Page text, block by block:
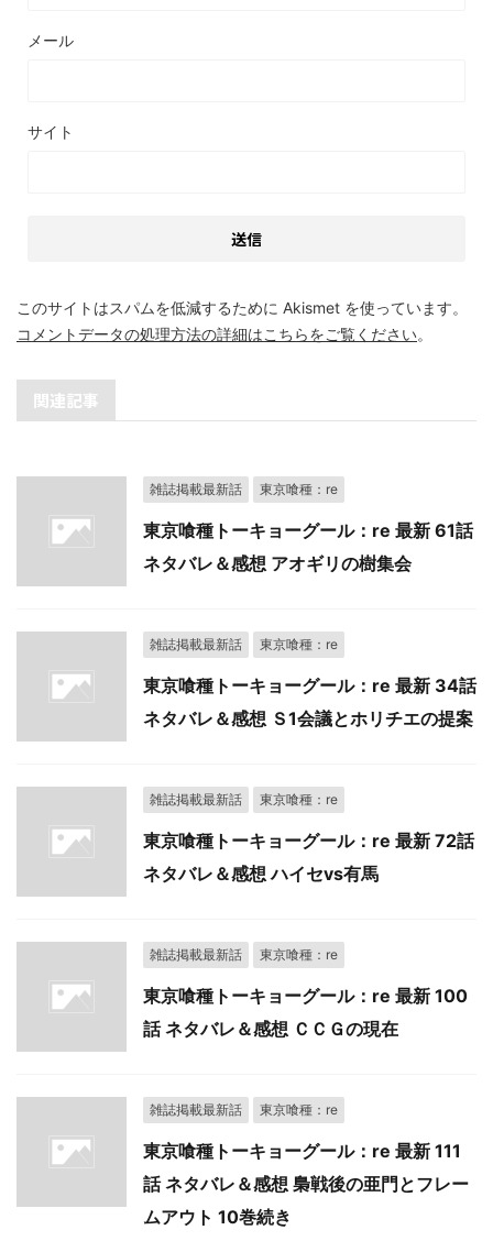
メール
サイト
このサイトはスパムを低減するために Akismet を使っています。
コメントデータの処理方法の詳細はこちらをご覧ください。
関連記事
雑誌掲載最新話 東京喰種：re
東京喰種トーキョーグール：re 最新 61話
ネタバレ＆感想 アオギリの樹集会
雑誌掲載最新話 東京喰種：re
東京喰種トーキョーグール：re 最新 34話
ネタバレ＆感想 Ｓ1会議とホリチエの提案
雑誌掲載最新話 東京喰種：re
東京喰種トーキョーグール：re 最新 72話
ネタバレ＆感想 ハイセvs有馬
雑誌掲載最新話 東京喰種：re
東京喰種トーキョーグール：re 最新 100
話 ネタバレ＆感想 ＣＣＧの現在
雑誌掲載最新話 東京喰種：re
東京喰種トーキョーグール：re 最新 111
話 ネタバレ＆感想 梟戦後の亜門とフレー
ムアウト 10巻続き